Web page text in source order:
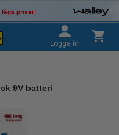
låga priser!
Logga in
9V batteri